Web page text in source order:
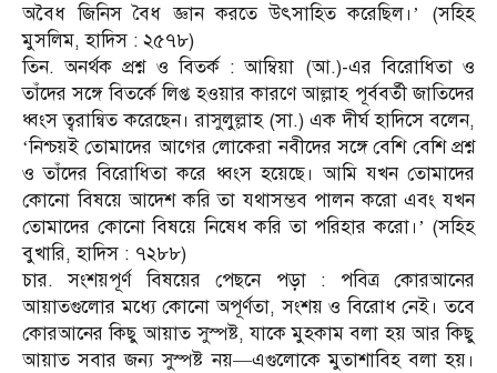
অবৈধ জিনিস বৈধ জ্ঞান করতে উৎসাহিত করেছিল।’ (সহিহ
মুসলিম, হাদিস : ২৫৭৮)
তিন. অনর্থক প্রশ্ন ও বিতর্ক : আম্বিয়া (আ.)-এর বিরোধিতা ও
তাঁদের সঙ্গে বিতর্কে লিপ্ত হওয়ার কারণে আল্লাহ পূর্ববর্তী জাতিদের
ধ্বংস ত্বরান্বিত করেছেন। রাসুলুল্লাহ (সা.) এক দীর্ঘ হাদিসে বলেন,
‘নিশ্চয়ই তোমাদের আগের লোকেরা নবীদের সঙ্গে বেশি বেশি প্রশ্ন
ও তাঁদের বিরোধিতা করে ধ্বংস হয়েছে। আমি যখন তোমাদের
কোনো বিষয়ে আদেশ করি তা যথাসম্ভব পালন করো এবং যখন
তোমাদের কোনো বিষয়ে নিষেধ করি তা পরিহার করো।’ (সহিহ
বুখারি, হাদিস : ৭২৮৮)
চার. সংশয়পূর্ণ বিষয়ের পেছনে পড়া : পবিত্র কোরআনের
আয়াতগুলোর মধ্যে কোনো অপূর্ণতা, সংশয় ও বিরোধ নেই। তবে
কোরআনের কিছু আয়াত সুস্পষ্ট, যাকে মুহকাম বলা হয় আর কিছু
আয়াত সবার জন্য সুস্পষ্ট নয়—এগুলোকে মুতাশাবিহ বলা হয়।